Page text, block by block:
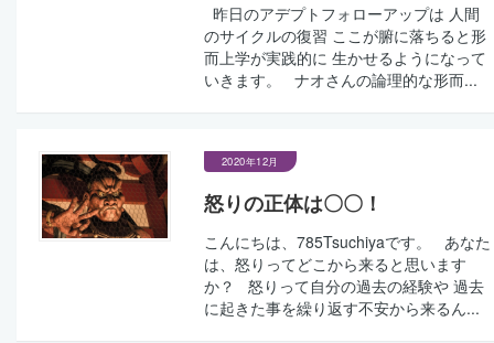
昨日のアデプトフォローアップは 人間
のサイクルの復習 ここが腑に落ちると形
而上学が実践的に 生かせるようになって
いきます。 ナオさんの論理的な形而...
2020年12月
怒りの正体は〇〇！
こんにちは、785Tsuchiyaです。 あなた
は、怒りってどこから来ると思います
か？ 怒りって自分の過去の経験や 過去
に起きた事を繰り返す不安から来るん...